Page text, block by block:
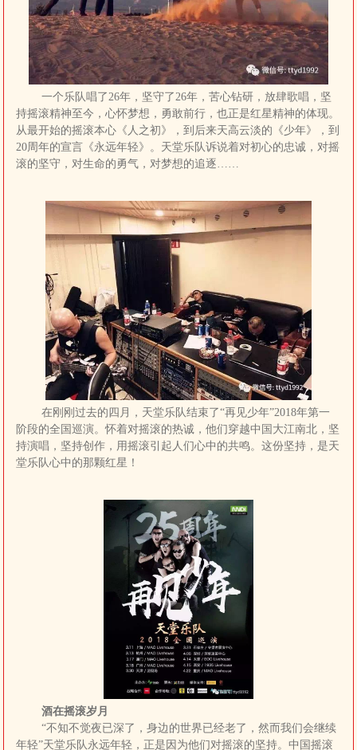
一个乐队唱了26年，坚守了26年，苦心钻研，放肆歌唱，坚
持摇滚精神至今，心怀梦想，勇敢前行，也正是红星精神的体现。
从最开始的摇滚本心《人之初》，到后来天高云淡的《少年》，到
20周年的宣言《永远年轻》。天堂乐队诉说着对初心的忠诚，对摇
滚的坚守，对生命的勇气，对梦想的追逐……
在刚刚过去的四月，天堂乐队结束了“再见少年”2018年第一
阶段的全国巡演。怀着对摇滚的热诚，他们穿越中国大江南北，坚
持演唱，坚持创作，用摇滚引起人们心中的共鸣。这份坚持，是天
堂乐队心中的那颗红星！
酒在摇滚岁月
“不知不觉夜已深了，身边的世界已经老了，然而我们会继续
年轻”天堂乐队永远年轻，正是因为他们对摇滚的坚持。中国摇滚